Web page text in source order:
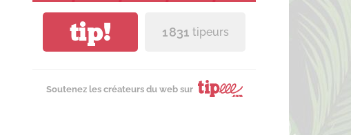
tip! 1 831 tipeurs
Soutenez les créateurs du web sur